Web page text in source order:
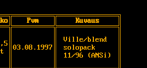
Pvm
Kuvaus
03.08.1997
Ville/blend
solopack
11/96 (ANSi)